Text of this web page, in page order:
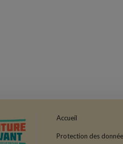
Accueil
Protection des